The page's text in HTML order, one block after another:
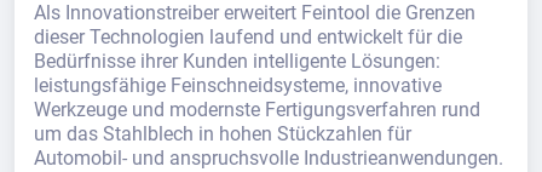
Als Innovationstreiber erweitert Feintool die Grenzen
dieser Technologien laufend und entwickelt für die
Bedürfnisse ihrer Kunden intelligente Lösungen:
leistungsfähige Feinschneidsysteme, innovative
Werkzeuge und modernste Fertigungsverfahren rund
um das Stahlblech in hohen Stückzahlen für
Automobil- und anspruchsvolle Industrieanwendungen.